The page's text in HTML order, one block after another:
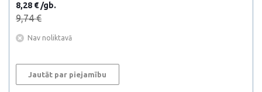
8,28 € /gb.
9,74 €
Nav noliktavā
Jautāt par piejamību